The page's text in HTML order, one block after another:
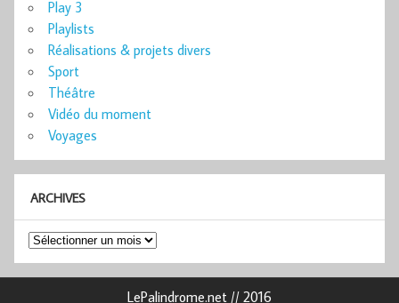
Play 3
Playlists
Réalisations & projets divers
Sport
Théâtre
Vidéo du moment
Voyages
ARCHIVES
Archives
LePalindrome.net // 2016